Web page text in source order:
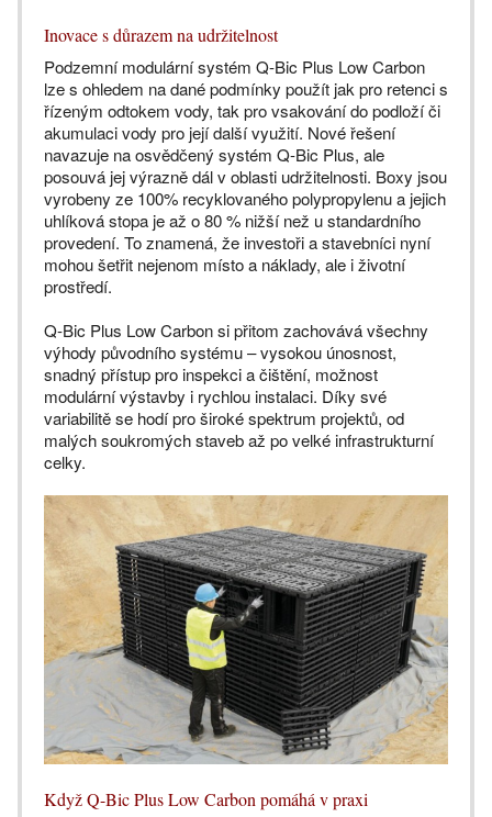
Inovace s důrazem na udržitelnost
Podzemní modulární systém Q-Bic Plus Low Carbon
lze s ohledem na dané podmínky použít jak pro retenci s
řízeným odtokem vody, tak pro vsakování do podloží či
akumulaci vody pro její další využití. Nové řešení
navazuje na osvědčený systém Q-Bic Plus, ale
posouvá jej výrazně dál v oblasti udržitelnosti. Boxy jsou
vyrobeny ze 100% recyklovaného polypropylenu a jejich
uhlíková stopa je až o 80 % nižší než u standardního
provedení. To znamená, že investoři a stavebníci nyní
mohou šetřit nejenom místo a náklady, ale i životní
prostředí.
Q-Bic Plus Low Carbon si přitom zachovává všechny
výhody původního systému – vysokou únosnost,
snadný přístup pro inspekci a čištění, možnost
modulární výstavby i rychlou instalaci. Díky své
variabilitě se hodí pro široké spektrum projektů, od
malých soukromých staveb až po velké infrastrukturní
celky.
Když Q-Bic Plus Low Carbon pomáhá v praxi